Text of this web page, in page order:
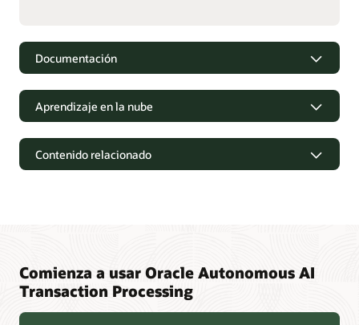
Documentación
Aprendizaje en la nube
Contenido relacionado
Comienza a usar Oracle Autonomous AI
Transaction Processing